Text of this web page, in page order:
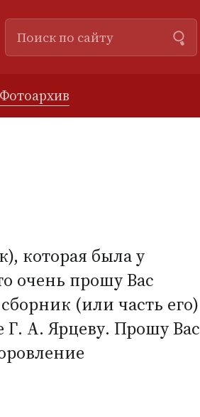
Фотоархив
которая была у
очень прошу Вас
(или часть его)
Г. А. Ярцеву. Прошу Вас